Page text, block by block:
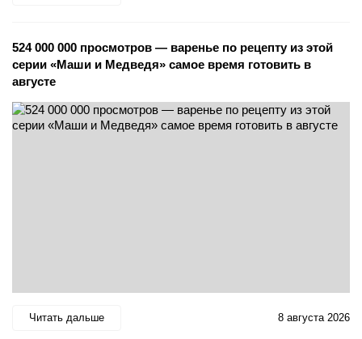
524 000 000 просмотров — варенье по рецепту из этой
серии «Маши и Медведя» самое время готовить в
августе
Читать дальше 8 августа 2026